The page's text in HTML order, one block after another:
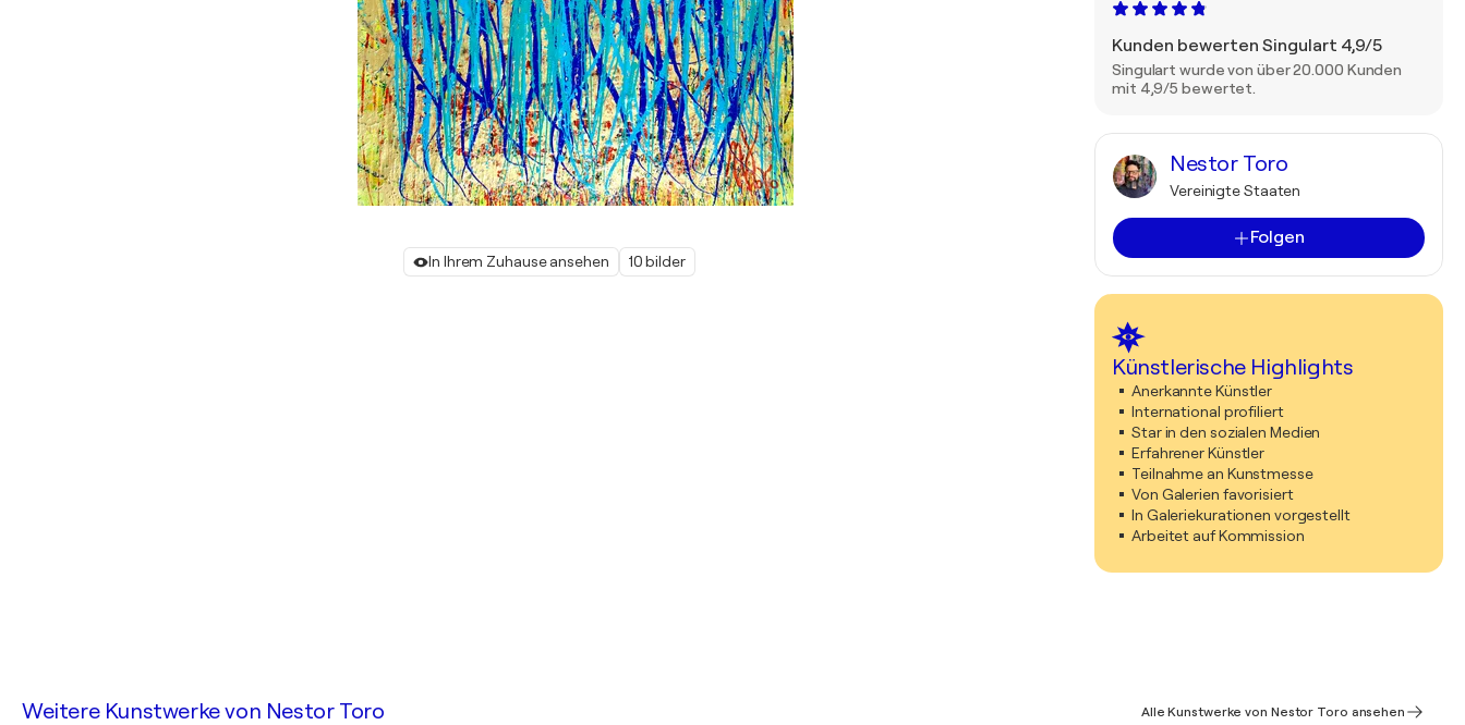
In Ihrem Zuhause ansehen 10 bilder
Kunden bewerten Singulart 4,9/5
Singulart wurde von über 20.000 Kunden
mit 4,9/5 bewertet.
Nestor Toro
Vereinigte Staaten
Folgen
Künstlerische Highlights
Anerkannte Künstler
International profiliert
Star in den sozialen Medien
Erfahrener Künstler
Teilnahme an Kunstmesse
Von Galerien favorisiert
In Galeriekurationen vorgestellt
Arbeitet auf Kommission
Weitere Kunstwerke von Nestor Toro Alle Kunstwerke von Nestor Toro ansehen